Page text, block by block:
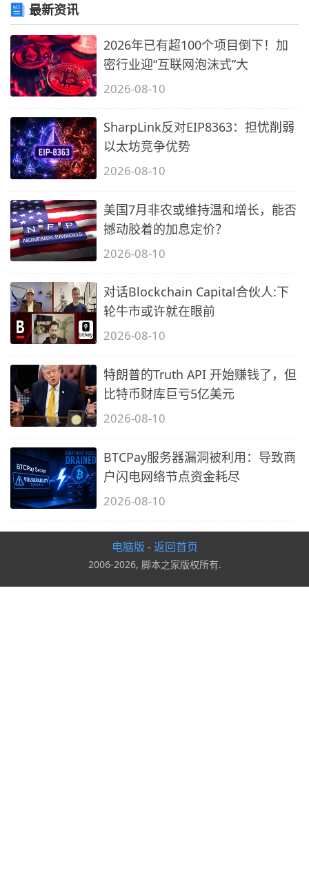
最新资讯
2026年已有超100个项目倒下！加
密行业迎“互联网泡沫式”大
2026-08-10
SharpLink反对EIP8363：担忧削弱
以太坊竞争优势
2026-08-10
美国7月非农或维持温和增长，能否
撼动胶着的加息定价？
2026-08-10
对话Blockchain Capital合伙人:下
轮牛市或许就在眼前
2026-08-10
特朗普的Truth API 开始赚钱了，但
比特币财库巨亏5亿美元
2026-08-10
BTCPay服务器漏洞被利用：导致商
户闪电网络节点资金耗尽
2026-08-10
电脑版 - 返回首页
2006-2026, 脚本之家版权所有.